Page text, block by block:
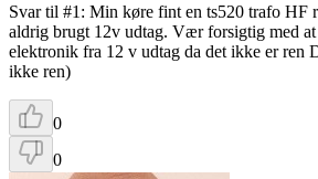
Svar til #1: Min køre fint en ts520 trafo HF
aldrig brugt 12v udtag. Vær forsigtig med
elektronik fra 12 v udtag da det ikke er ren
ikke ren)
0
0